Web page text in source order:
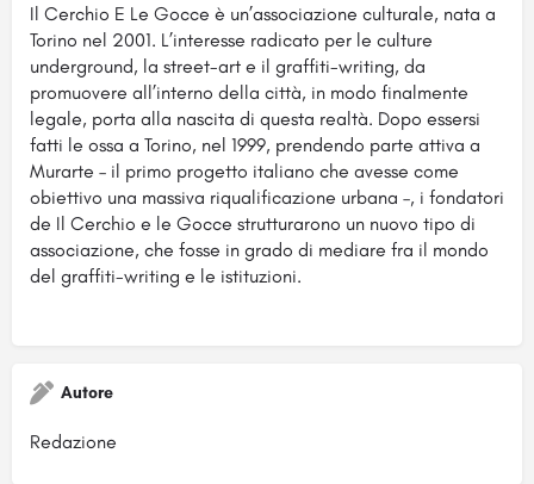
Il Cerchio E Le Gocce è un’associazione culturale, nata a
Torino nel 2001. L’interesse radicato per le culture
underground, la street-art e il graffiti-writing, da
promuovere all’interno della città, in modo finalmente
legale, porta alla nascita di questa realtà. Dopo essersi
fatti le ossa a Torino, nel 1999, prendendo parte attiva a
Murarte – il primo progetto italiano che avesse come
obiettivo una massiva riqualificazione urbana –, i fondatori
de Il Cerchio e le Gocce strutturarono un nuovo tipo di
associazione, che fosse in grado di mediare fra il mondo
del graffiti-writing e le istituzioni.
Autore
Redazione